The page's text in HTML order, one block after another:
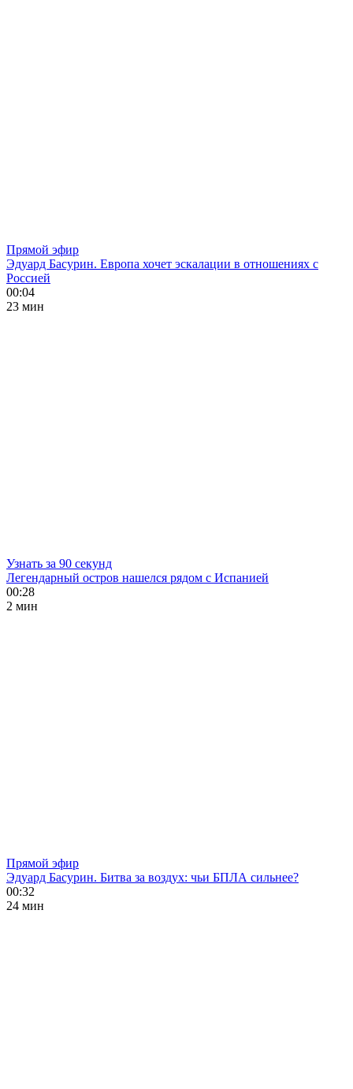
Прямой эфир
Эдуард Басурин. Европа хочет эскалации в отношениях с
Россией
00:04
23 мин
Узнать за 90 секунд
Легендарный остров нашелся рядом с Испанией
00:28
2 мин
Прямой эфир
Эдуард Басурин. Битва за воздух: чьи БПЛА сильнее?
00:32
24 мин